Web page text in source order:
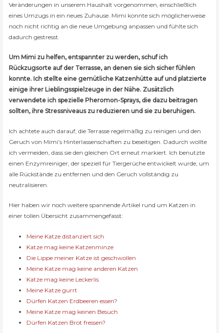
Veränderungen in unserem Haushalt vorgenommen, einschließlich
eines Umzugs in ein neues Zuhause. Mimi konnte sich möglicherweise
noch nicht richtig an die neue Umgebung anpassen und fühlte sich
dadurch gestresst.
Um Mimi zu helfen, entspannter zu werden, schuf ich
Rückzugsorte auf der Terrasse, an denen sie sich sicher fühlen
konnte. Ich stellte eine gemütliche Katzenhütte auf und platzierte
einige ihrer Lieblingsspielzeuge in der Nähe. Zusätzlich
verwendete ich spezielle Pheromon-Sprays, die dazu beitragen
sollten, ihre Stressniveaus zu reduzieren und sie zu beruhigen.
Ich achtete auch darauf, die Terrasse regelmäßig zu reinigen und den
Geruch von Mimi’s Hinterlassenschaften zu beseitigen. Dadurch wollte
ich vermeiden, dass sie den gleichen Ort erneut markiert. Ich benutzte
einen Enzymreiniger, der speziell für Tiergerüche entwickelt wurde, um
alle Rückstände zu entfernen und den Geruch vollständig zu
neutralisieren.
Hier haben wir noch weitere spannende Artikel rund um Katzen in
einer tollen Übersicht zusammengefasst:
Meine Katze distanziert sich
Katze mag keine Katzenminze
Die Lippe meiner Katze ist geschwollen
Meine Katze mag keine anderen Katzen
Katze mag keine Leckerlis
Meine Katze gurrt
Dürfen Katzen Erdbeeren essen?
Meine Katze mag keinen Besuch
Dürfen Katzen Brot fressen?